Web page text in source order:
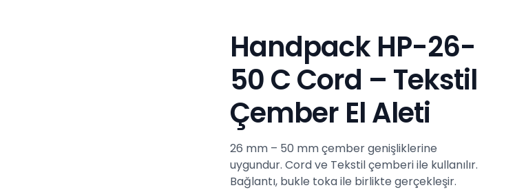
Handpack HP-26-
50 C Cord – Tekstil
Çember El Aleti
26 mm – 50 mm çember genişliklerine
uygundur. Cord ve Tekstil çemberi ile kullanılır.
Bağlantı, bukle toka ile birlikte gerçekleşir.